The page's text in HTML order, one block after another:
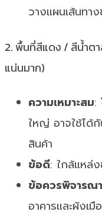
วางแผนเส้นทา
2. พื้นที่สีแดง / สีน้ำต
แน่นมาก)
ความเหมาะสม:
ใหญ่ อาจใช้ได้
สินค้า
ข้อดี: ใกล้แหล่
ข้อควรพิจารณา
อาคารและผังเ